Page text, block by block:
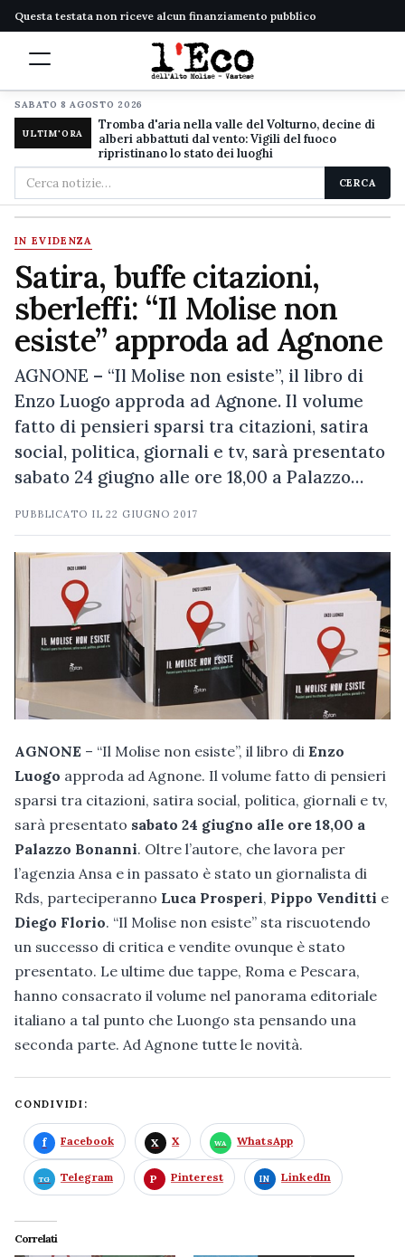
Questa testata non riceve alcun finanziamento pubblico
SABATO 8 AGOSTO 2026
ULTIM'ORA
Tromba d'aria nella valle del Volturno, decine di
alberi abbattuti dal vento: Vigili del fuoco
ripristinano lo stato dei luoghi
Cerca
nel
sito
CERCA
IN EVIDENZA
Satira, buffe citazioni,
sberleffi: “Il Molise non
esiste” approda ad Agnone
AGNONE – “Il Molise non esiste”, il libro di
Enzo Luogo approda ad Agnone. Il volume
fatto di pensieri sparsi tra citazioni, satira
social, politica, giornali e tv, sarà presentato
sabato 24 giugno alle ore 18,00 a Palazzo…
PUBBLICATO IL22 GIUGNO 2017
AGNONE – “Il Molise non esiste”, il libro di Enzo
Luogo approda ad Agnone. Il volume fatto di pensieri
sparsi tra citazioni, satira social, politica, giornali e tv,
sarà presentato sabato 24 giugno alle ore 18,00 a
Palazzo Bonanni. Oltre l’autore, che lavora per
l’agenzia Ansa e in passato è stato un giornalista di
Rds, parteciperanno Luca Prosperi, Pippo Venditti e
Diego Florio. “Il Molise non esiste” sta riscuotendo
un successo di critica e vendite ovunque è stato
presentato. Le ultime due tappe, Roma e Pescara,
hanno consacrato il volume nel panorama editoriale
italiano a tal punto che Luongo sta pensando una
seconda parte. Ad Agnone tutte le novità.
CONDIVIDI:
Facebook X WhatsApp
Telegram Pinterest LinkedIn
Correlati